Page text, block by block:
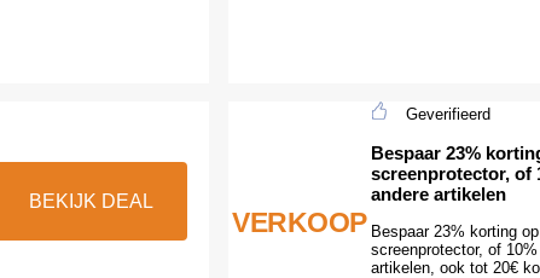
BEKIJK DEAL
VERKOOP
Geverifieerd
Bespaar 23%
screenprotector, of
andere artikelen
Bespaar 23% korting
screenprotector, of
artikelen, ook tot 20€